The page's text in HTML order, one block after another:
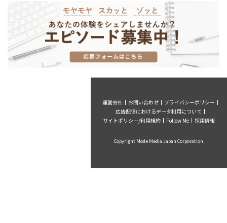
運営会社 お問い合わせ
プライバシーポリシー
広告配信におけるデータ利用について
サイトポリシー/利用規約
Follow Me 採用情報
Copyright Mode Media Japan Corporation